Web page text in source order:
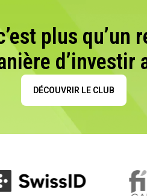
plus qu’un
d’investir
DÉCOUVRIR LE CLUB